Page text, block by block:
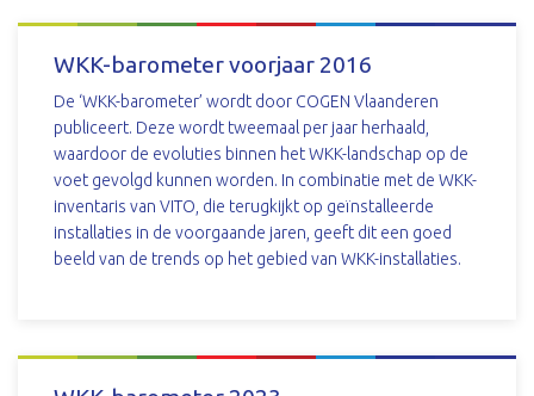
DOWNLOAD
WKK-barometer voorjaar 2016
De ‘WKK-barometer’ wordt door COGEN Vlaanderen
publiceert. Deze wordt tweemaal per jaar herhaald,
waardoor de evoluties binnen het WKK-landschap op de
voet gevolgd kunnen worden. In combinatie met de WKK-
inventaris van VITO, die terugkijkt op geïnstalleerde
installaties in de voorgaande jaren, geeft dit een goed
beeld van de trends op het gebied van WKK-installaties.
DOWNLOAD